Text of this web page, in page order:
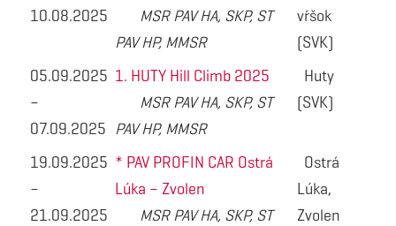
10.08.2025
MSR PAV HA, SKP, ST
PAV HP, MMSR
vŕšok
(SVK)
05.09.2025
–
07.09.2025
1. HUTY Hill Climb 2025
MSR PAV HA, SKP, ST
PAV HP, MMSR
Huty
(SVK)
19.09.2025
–
21.09.2025
* PAV PROFIN CAR Ostrá
Lúka – Zvolen
MSR PAV HA, SKP, ST
Ostrá
Lúka,
Zvolen